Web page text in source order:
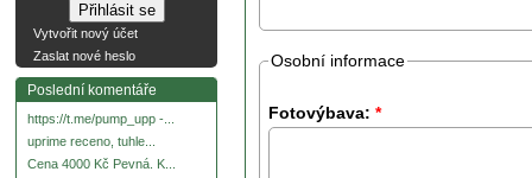
Vytvořit nový účet
Zaslat nové heslo
Poslední komentáře
https://t.me/pump_upp -...
uprime receno, tuhle...
Cena 4000 Kč Pevná. K...
Osobní informace
Fotovýbava: *